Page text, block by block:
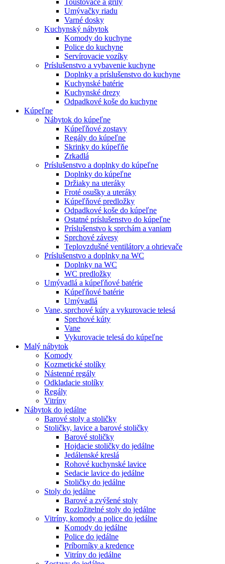
Umývačky riadu
Varné dosky
Kuchynský nábytok
Komody do kuchyne
Police do kuchyne
Servírovacie vozíky
Príslušenstvo a vybavenie kuchyne
Doplnky a príslušenstvo do kuchyne
Kuchynské batérie
Kuchynské drezy
Odpadkové koše do kuchyne
Kúpeľne
Nábytok do kúpeľne
Kúpeľňové zostavy
Regály do kúpeľne
Skrinky do kúpeľňe
Zrkadlá
Príslušenstvo a doplnky do kúpeľne
Doplnky do kúpeľne
Držiaky na uteráky
Froté osušky a uteráky
Kúpeľňové predložky
Odpadkové koše do kúpeľne
Ostatné príslušenstvo do kúpeľne
Príslušenstvo k sprchám a vaniam
Sprchové závesy
Teplovzdušné ventilátory a ohrievače
Príslušenstvo a doplnky na WC
Doplnky na WC
WC predložky
Umývadlá a kúpeľňové batérie
Kúpeľňové batérie
Umývadlá
Vane, sprchové kúty a vykurovacie telesá
Sprchové kúty
Vane
Vykurovacie telesá do kúpeľne
Malý nábytok
Komody
Kozmetické stolíky
Nástenné regály
Odkladacie stolíky
Regály
Vitríny
Nábytok do jedálne
Barové stoly a stoličky
Stoličky, lavice a barové stoličky
Barové stoličky
Hojdacie stoličky do jedálne
Jedálenské kreslá
Rohové kuchynské lavice
Sedacie lavice do jedálne
Stoličky do jedálne
Stoly do jedálne
Barové a zvýšené stoly
Rozložitelné stoly do jedálne
Vitríny, komody a police do jedálne
Komody do jedálne
Police do jedálne
Príborníky a kredence
Vitríny do jedálne